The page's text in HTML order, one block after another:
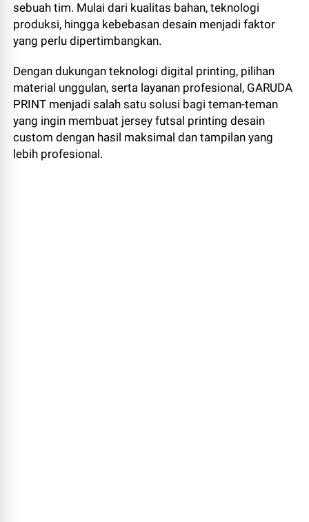
sebuah tim. Mulai dari kualitas bahan, teknologi
produksi, hingga kebebasan desain menjadi faktor
yang perlu dipertimbangkan.
Dengan dukungan teknologi digital printing, pilihan
material unggulan, serta layanan profesional, GARUDA
PRINT menjadi salah satu solusi bagi teman-teman
yang ingin membuat jersey futsal printing desain
custom dengan hasil maksimal dan tampilan yang
lebih profesional.